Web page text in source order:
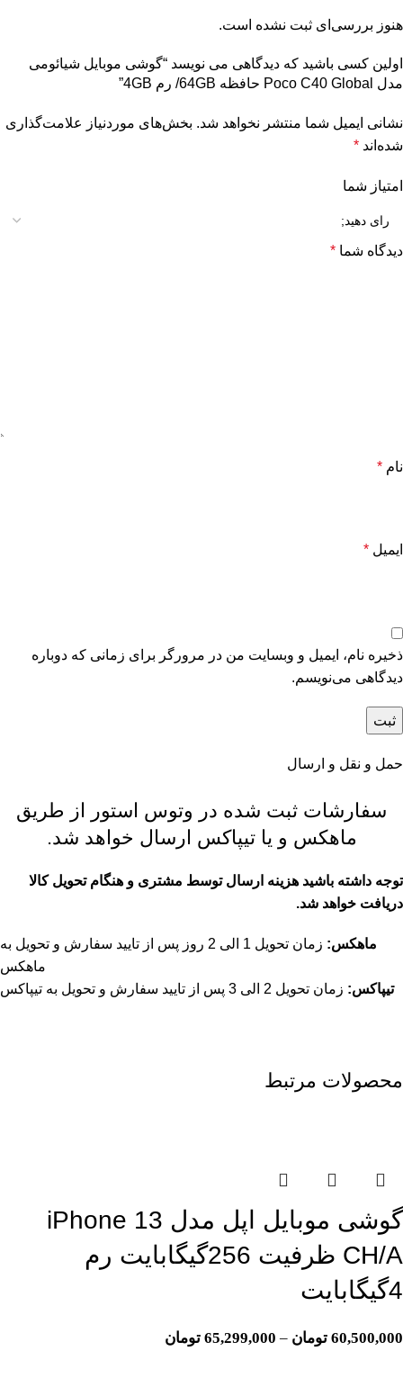
هنوز بررسی‌ای ثبت نشده است.
اولین کسی باشید که دیدگاهی می نویسد “گوشی موبایل شیائومی
مدل Poco C40 Global حافظه 64GB/ رم 4GB”
نشانی ایمیل شما منتشر نخواهد شد. بخش‌های موردنیاز علامت‌گذاری
شده‌اند *
امتیاز شما
دیدگاه شما *
نام *
ایمیل *
ذخیره نام، ایمیل و وبسایت من در مرورگر برای زمانی که دوباره
دیدگاهی می‌نویسم.
حمل و نقل و ارسال
سفارشات ثبت شده در وتوس استور از طریق
ماهکس و یا تیپاکس ارسال خواهد شد.
توجه داشته باشید هزینه ارسال توسط مشتری و هنگام تحویل کالا
دریافت خواهد شد.
ماهکس:
زمان تحویل 1 الی 2 روز پس از تایید سفارش و تحویل به
ماهکس
تیپاکس: زمان تحویل 2 الی 3 پس از تایید سفارش و تحویل به تیپاکس
محصولات مرتبط
گوشی موبایل اپل مدل iPhone 13
CH/A ظرفیت 256گیگابایت رم
4گیگابایت
60,500,000 تومان –
65,299,000 تومان